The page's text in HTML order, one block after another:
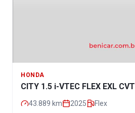
HONDA
CITY 1.5 i-VTEC FLEX EXL CVT
43.889 km 2025 Flex